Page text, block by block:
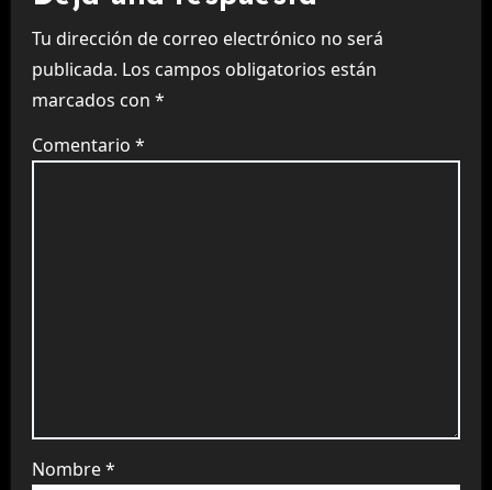
Tu dirección de correo electrónico no será
publicada. Los campos obligatorios están
marcados con *
Comentario *
Nombre*